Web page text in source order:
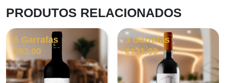
PRODUTOS RELACIONADOS
6 Garrafas
€93.00
3 Garrafas
€131.00